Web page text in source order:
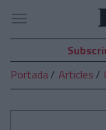
El
Temps
Navegació
Portada
Articles